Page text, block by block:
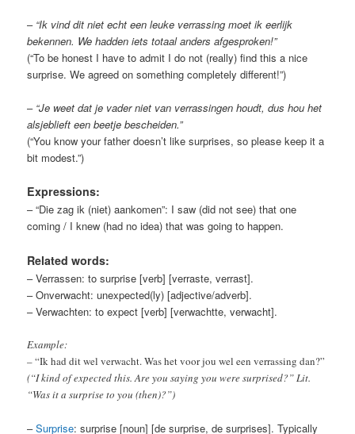
– “Ik vind dit niet echt een leuke verrassing moet ik eerlijk
bekennen. We hadden iets totaal anders afgesproken!”
(“To be honest I have to admit I do not (really) find this a nice
surprise. We agreed on something completely different!”)
– “Je weet dat je vader niet van verrassingen houdt, dus hou het
alsjeblieft een beetje bescheiden.”
(“You know your father doesn’t like surprises, so please keep it a
bit modest.”)
Expressions:
– “Die zag ik (niet) aankomen”: I saw (did not see) that one
coming / I knew (had no idea) that was going to happen.
Related words:
– Verrassen: to surprise [verb] [verraste, verrast].
– Onverwacht: unexpected(ly) [adjective/adverb].
– Verwachten: to expect [verb] [verwachtte, verwacht].
Example:
– “Ik had dit wel verwacht. Was het voor jou wel een verrassing dan?”
(“I kind of expected this. Are you saying you were surprised?” Lit.
“Was it a surprise to you (then)?”)
–Surprise: surprise [noun] [de surprise, de surprises]. Typically